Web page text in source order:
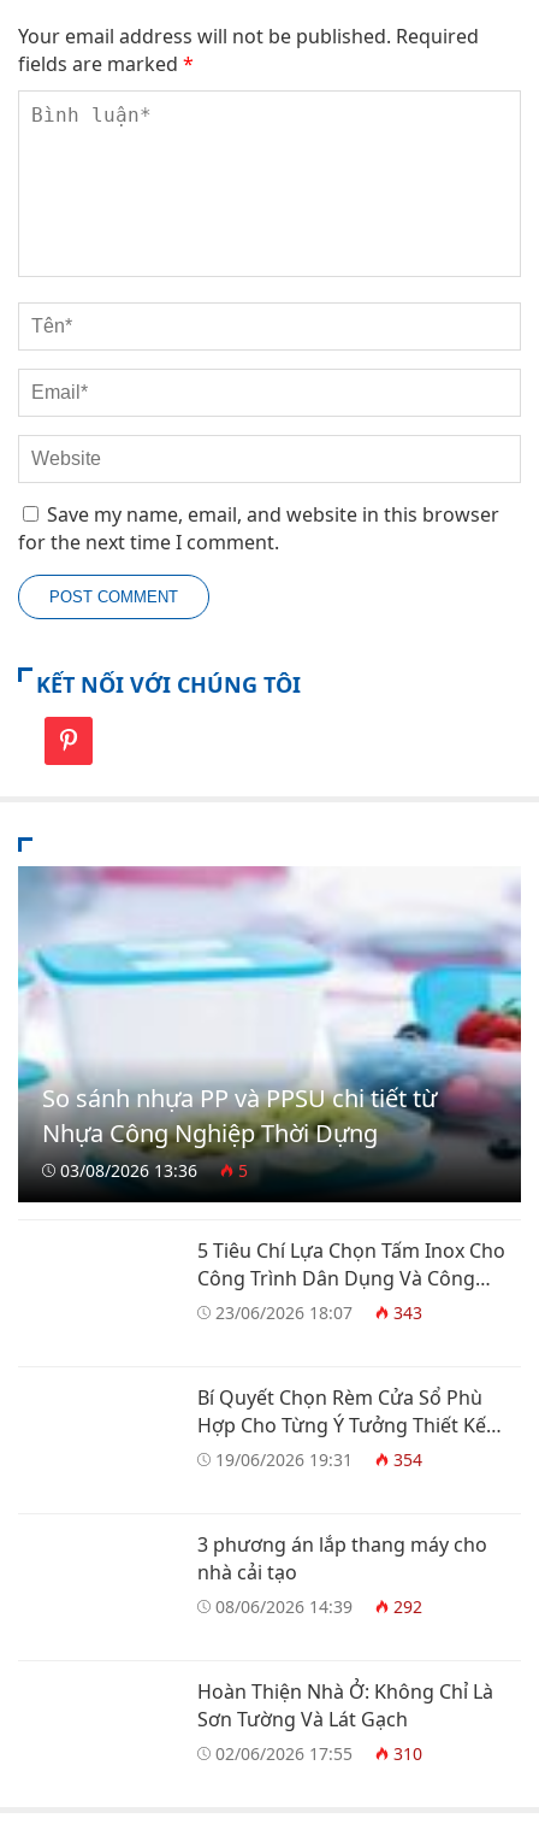
Your email address will not be published. Required
fields are marked *
Save my name, email, and website in this browser
for the next time I comment.
KẾT NỐI VỚI CHÚNG TÔI
So sánh nhựa PP và PPSU chi tiết từ
Nhựa Công Nghiệp Thời Dựng
03/08/2026 13:36 5
5 Tiêu Chí Lựa Chọn Tấm Inox Cho
Công Trình Dân Dụng Và Công
Nghiệp
23/06/2026 18:07 343
Bí Quyết Chọn Rèm Cửa Sổ Phù
Hợp Cho Từng Ý Tưởng Thiết Kế
Nhà Ở
19/06/2026 19:31 354
3 phương án lắp thang máy cho
nhà cải tạo
08/06/2026 14:39 292
Hoàn Thiện Nhà Ở: Không Chỉ Là
Sơn Tường Và Lát Gạch
02/06/2026 17:55 310